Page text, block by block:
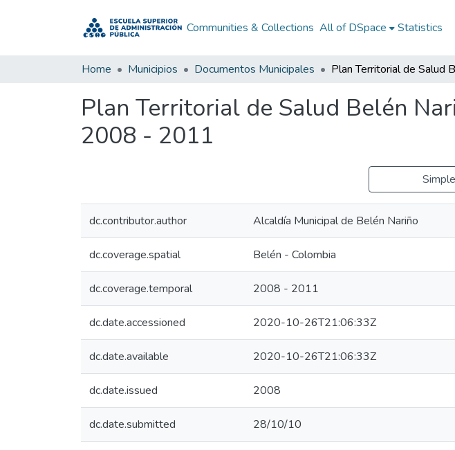
Communities & Collections All of DSpace Statistics
Home Municipios Documentos Municipales
Plan Territorial de Salud Belén
2008 - 2011
dc.contributor.author Alcaldía Municipal de Belén Nariño
dc.coverage.spatial Belén - Colombia
dc.coverage.temporal 2008 - 2011
dc.date.accessioned 2020-10-26T21:06:33Z
dc.date.available 2020-10-26T21:06:33Z
dc.date.issued 2008
dc.date.submitted 28/10/10